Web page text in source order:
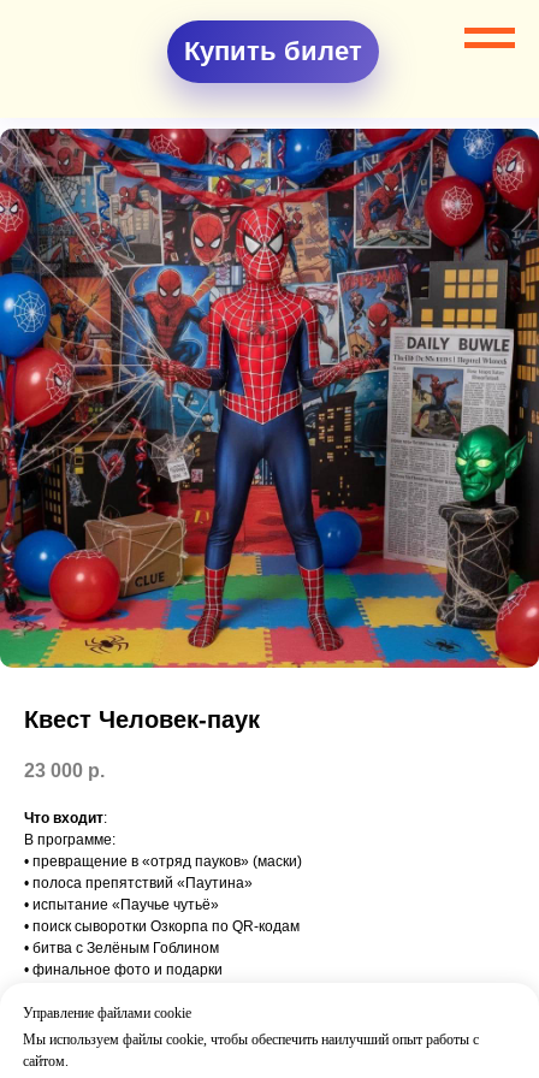
Купить билет
Квест Человек-паук
23 000 р.
Что входит:
В программе:
• превращение в «отряд пауков» (маски)
• полоса препятствий «Паутина»
• испытание «Паучье чутьё»
• поиск сыворотки Озкорпа по QR-кодам
• битва с Зелёным Гоблином
• финальное фото и подарки
Драйв, вовлечённость и эффект супергеройской миссии
Часто добавляют:
Неоновое шоу Человек-паук / Бумажное шоу / Мини-диско
Управление файлами cookie
Мы используем файлы cookie, чтобы обеспечить наилучший опыт работы с
сайтом.